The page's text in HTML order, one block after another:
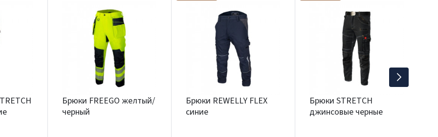
Брюки FREEGO желтый/
черный
Брюки REWELLY FLEX
синие
Брюки STRETCH
джинсовые черные